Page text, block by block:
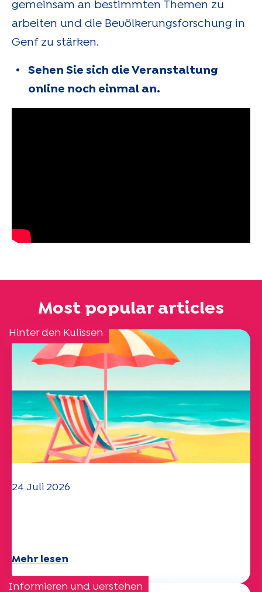
gemeinsam an bestimmten Themen zu
arbeiten und die Bevölkerungsforschung in
Genf zu stärken.
Sehen Sie sich die Veranstaltung
online noch einmal an.
Most popular articles
Hinter den Kulissen
24 Juli 2026
Mehr lesen
Informieren und verstehen